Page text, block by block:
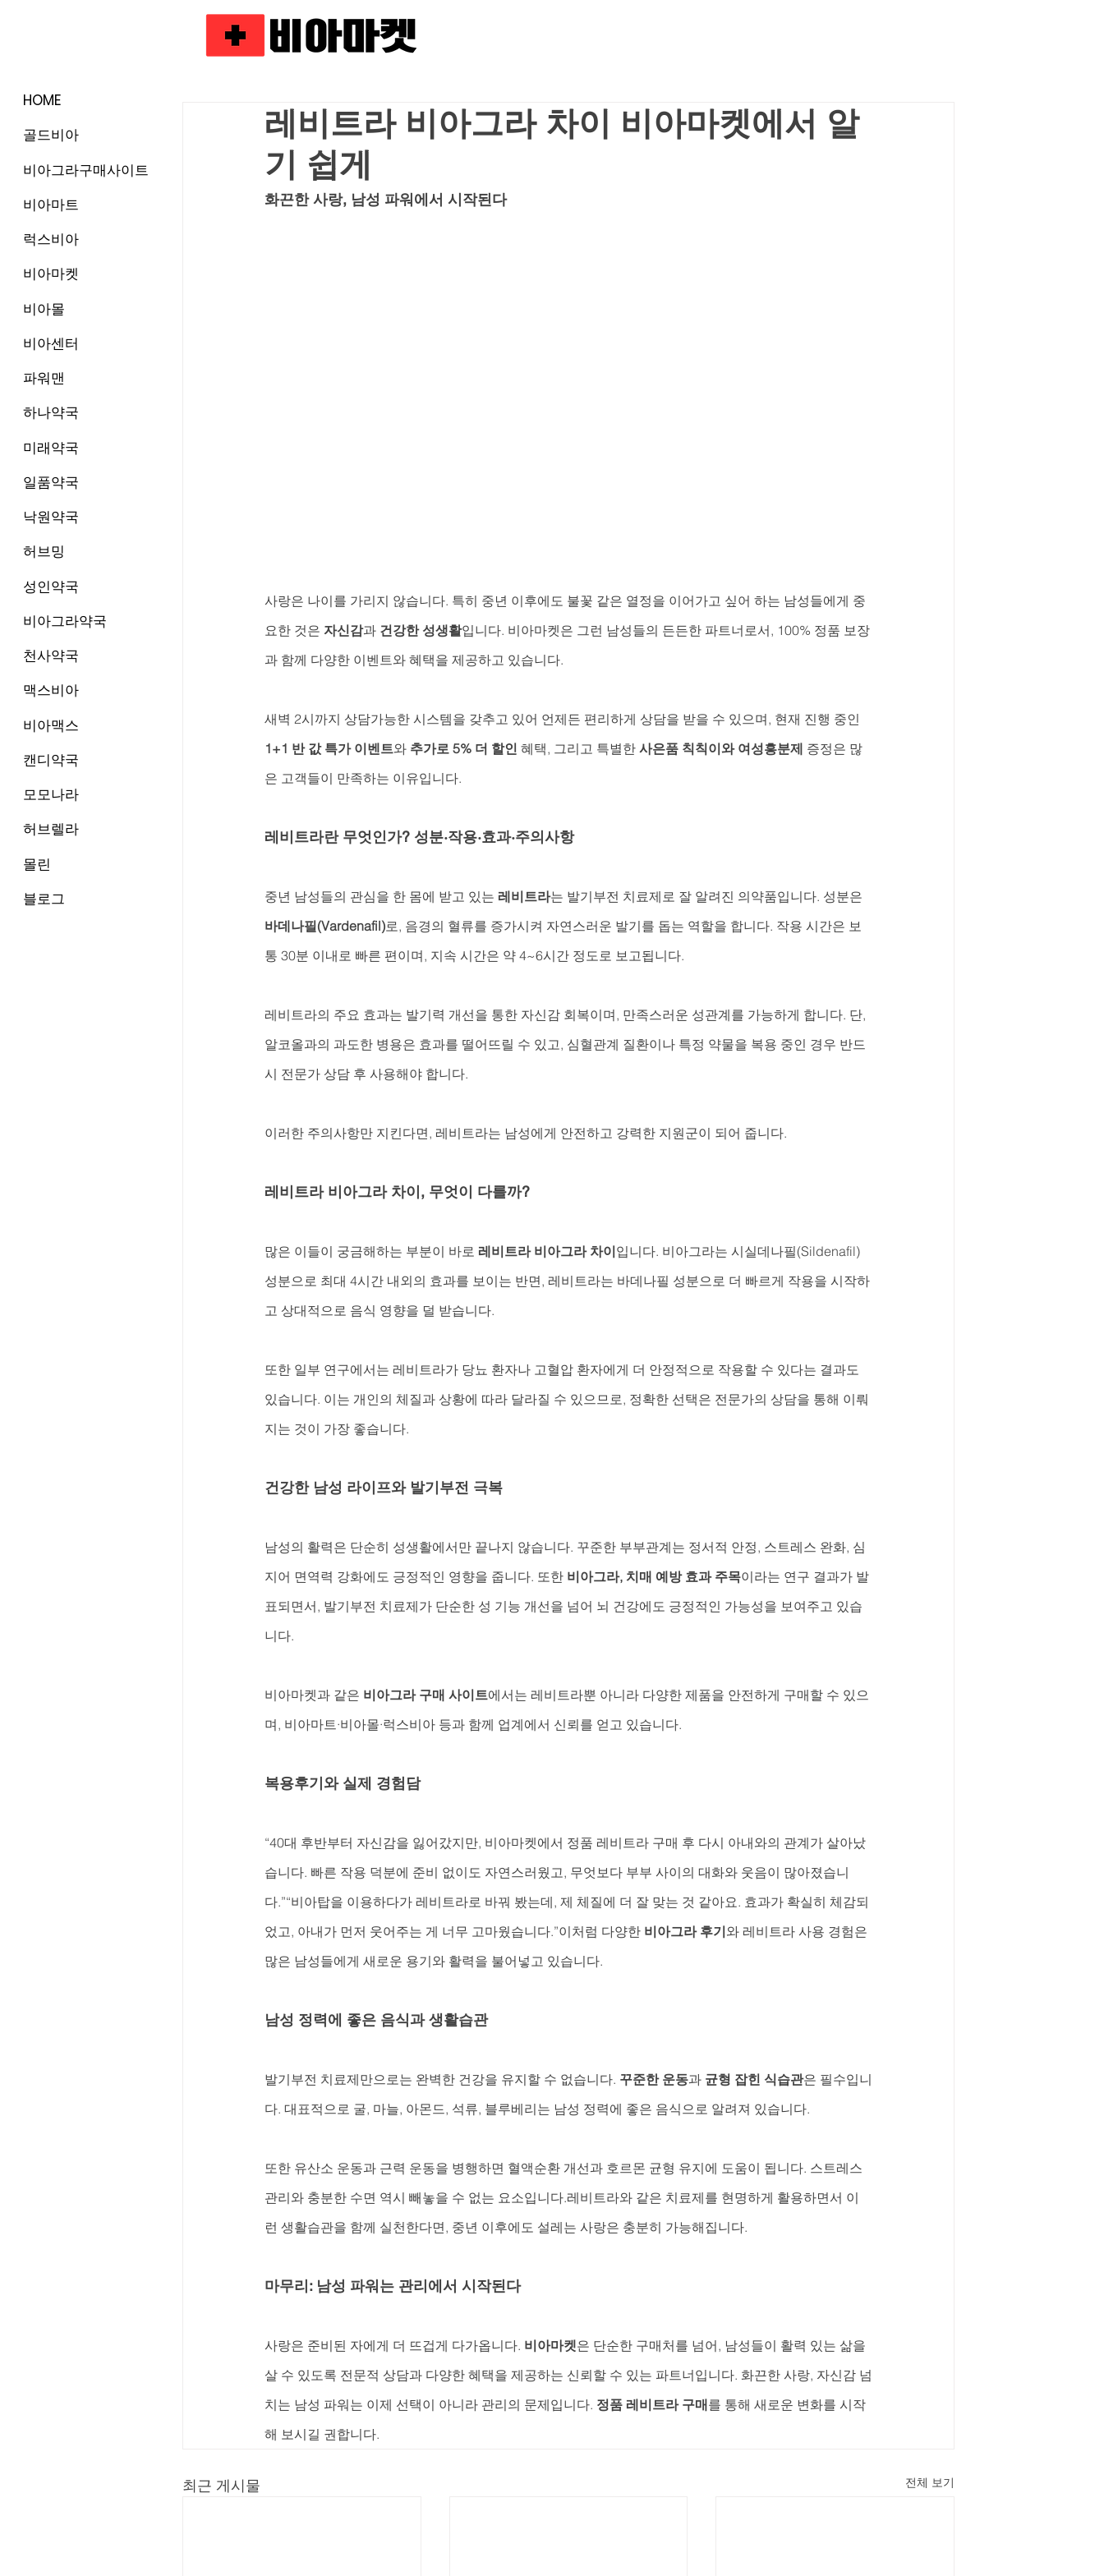
레비트라 비아그라 차이 비아마켓에서 알
기 쉽게
화끈한 사랑, 남성 파워에서 시작된다
사랑은 나이를 가리지 않습니다. 특히 중년 이후에도 불꽃 같은 열정을 이어가고 싶어 하는 남성들에게 중
요한 것은 자신감과 건강한 성생활입니다. 비아마켓은 그런 남성들의 든든한 파트너로서, 100% 정품 보장
과 함께 다양한 이벤트와 혜택을 제공하고 있습니다.
새벽 2시까지 상담가능한 시스템을 갖추고 있어 언제든 편리하게 상담을 받을 수 있으며, 현재 진행 중인
1+1 반 값 특가 이벤트와 추가로 5% 더 할인 혜택, 그리고 특별한 사은품 칙칙이와 여성흥분제 증정은 많
은 고객들이 만족하는 이유입니다.
레비트라란 무엇인가? 성분·작용·효과·주의사항
중년 남성들의 관심을 한 몸에 받고 있는 레비트라는 발기부전 치료제로 잘 알려진 의약품입니다. 성분은
바데나필(Vardenafil)로, 음경의 혈류를 증가시켜 자연스러운 발기를 돕는 역할을 합니다. 작용 시간은 보
통 30분 이내로 빠른 편이며, 지속 시간은 약 4~6시간 정도로 보고됩니다.
레비트라의 주요 효과는 발기력 개선을 통한 자신감 회복이며, 만족스러운 성관계를 가능하게 합니다. 단,
알코올과의 과도한 병용은 효과를 떨어뜨릴 수 있고, 심혈관계 질환이나 특정 약물을 복용 중인 경우 반드
시 전문가 상담 후 사용해야 합니다.
이러한 주의사항만 지킨다면, 레비트라는 남성에게 안전하고 강력한 지원군이 되어 줍니다.
레비트라 비아그라 차이, 무엇이 다를까?
많은 이들이 궁금해하는 부분이 바로 레비트라 비아그라 차이입니다. 비아그라는 시실데나필(Sildenafil)
성분으로 최대 4시간 내외의 효과를 보이는 반면, 레비트라는 바데나필 성분으로 더 빠르게 작용을 시작하
고 상대적으로 음식 영향을 덜 받습니다.
또한 일부 연구에서는 레비트라가 당뇨 환자나 고혈압 환자에게 더 안정적으로 작용할 수 있다는 결과도
있습니다. 이는 개인의 체질과 상황에 따라 달라질 수 있으므로, 정확한 선택은 전문가의 상담을 통해 이뤄
지는 것이 가장 좋습니다.
건강한 남성 라이프와 발기부전 극복
남성의 활력은 단순히 성생활에서만 끝나지 않습니다. 꾸준한 부부관계는 정서적 안정, 스트레스 완화, 심
지어 면역력 강화에도 긍정적인 영향을 줍니다. 또한 비아그라, 치매 예방 효과 주목이라는 연구 결과가 발
표되면서, 발기부전 치료제가 단순한 성 기능 개선을 넘어 뇌 건강에도 긍정적인 가능성을 보여주고 있습
니다.
비아마켓과 같은 비아그라 구매 사이트에서는 레비트라뿐 아니라 다양한 제품을 안전하게 구매할 수 있으
며, 비아마트·비아몰·럭스비아 등과 함께 업계에서 신뢰를 얻고 있습니다.
복용후기와 실제 경험담
“40대 후반부터 자신감을 잃어갔지만, 비아마켓에서 정품 레비트라 구매 후 다시 아내와의 관계가 살아났
습니다. 빠른 작용 덕분에 준비 없이도 자연스러웠고, 무엇보다 부부 사이의 대화와 웃음이 많아졌습니
다.”“비아탑을 이용하다가 레비트라로 바꿔 봤는데, 제 체질에 더 잘 맞는 것 같아요. 효과가 확실히 체감되
었고, 아내가 먼저 웃어주는 게 너무 고마웠습니다.”이처럼 다양한 비아그라 후기와 레비트라 사용 경험은
많은 남성들에게 새로운 용기와 활력을 불어넣고 있습니다.
남성 정력에 좋은 음식과 생활습관
발기부전 치료제만으로는 완벽한 건강을 유지할 수 없습니다. 꾸준한 운동과 균형 잡힌 식습관은 필수입니
다. 대표적으로 굴, 마늘, 아몬드, 석류, 블루베리는 남성 정력에 좋은 음식으로 알려져 있습니다.
또한 유산소 운동과 근력 운동을 병행하면 혈액순환 개선과 호르몬 균형 유지에 도움이 됩니다. 스트레스
관리와 충분한 수면 역시 빼놓을 수 없는 요소입니다.레비트라와 같은 치료제를 현명하게 활용하면서 이
런 생활습관을 함께 실천한다면, 중년 이후에도 설레는 사랑은 충분히 가능해집니다.
마무리: 남성 파워는 관리에서 시작된다
사랑은 준비된 자에게 더 뜨겁게 다가옵니다. 비아마켓은 단순한 구매처를 넘어, 남성들이 활력 있는 삶을
살 수 있도록 전문적 상담과 다양한 혜택을 제공하는 신뢰할 수 있는 파트너입니다. 화끈한 사랑, 자신감 넘
치는 남성 파워는 이제 선택이 아니라 관리의 문제입니다. 정품 레비트라 구매를 통해 새로운 변화를 시작
해 보시길 권합니다.
최근 게시물 전체 보기
HOME
골드비아
비아그라구매사이트
비아마트
럭스비아
비아마켓
비아몰
비아센터
파워맨
하나약국
미래약국
일품약국
낙원약국
허브밍
성인약국
비아그라약국
천사약국
맥스비아
비아맥스
캔디약국
모모나라
허브렐라
몰린
블로그